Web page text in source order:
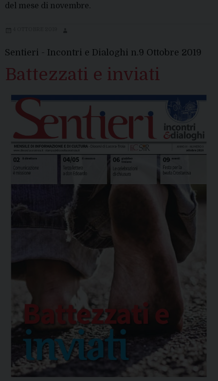
del mese di novembre.
Sentieri - Incontri e Dialoghi n.9 Ottobre 2019
Battezzati e inviati